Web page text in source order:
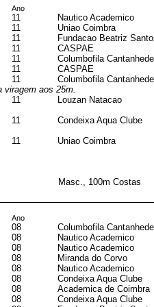
Ano
11
Nautico Academico
11
Uniao Coimbra
11
Fundacao Beatriz
11
CASPAE
11
Columbofila
11
CASPAE
11
Columbofila
viragem aos 25m.
11
Louzan Natacao
11
Condeixa Aqua Clube
11
Uniao Coimbra
Masc., 100m Costas
Ano
08
Columbofila
08
Nautico Academico
08
Nautico Academico
08
Miranda do Corvo
08
Nautico Academico
08
Condeixa Aqua Clube
08
Academica de Coimbra
08
Condeixa Aqua Clube